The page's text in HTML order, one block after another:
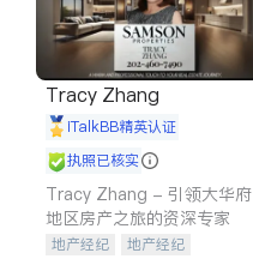
Tracy Zhang
iTalkBB精英认证
执照已核实
Tracy Zhang - 引领大华府
地区房产之旅的资深专家
地产经纪
地产经纪